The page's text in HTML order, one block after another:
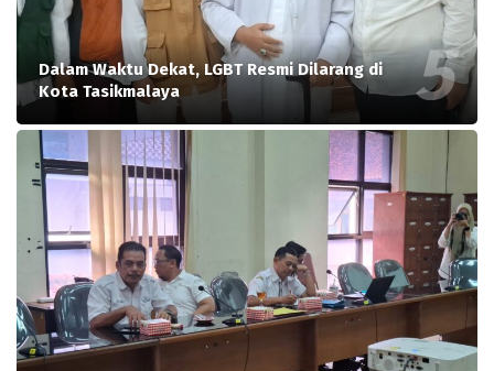
Dalam Waktu Dekat, LGBT Resmi Dilarang di
Kota Tasikmalaya